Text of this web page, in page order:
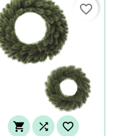
  
favorite_border